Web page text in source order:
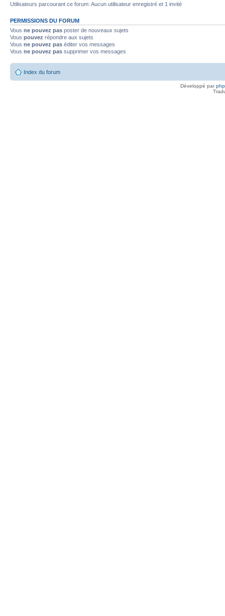
Utilisateurs parcourant ce forum: Aucun utilisateur enregistré et 1 invité
PERMISSIONS DU FORUM
Vous ne pouvez pas poster de nouveaux sujets
Vous pouvez répondre aux sujets
Vous ne pouvez pas éditer vos messages
Vous ne pouvez pas supprimer vos messages
Index du forum
Développé par